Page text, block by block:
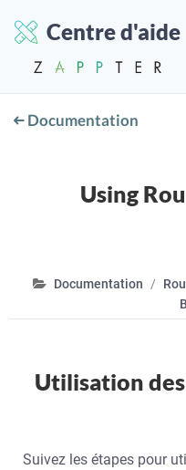
Centre d'aide
Documentation
Using
Documentation
Utilisation
Suivez les étapes pour